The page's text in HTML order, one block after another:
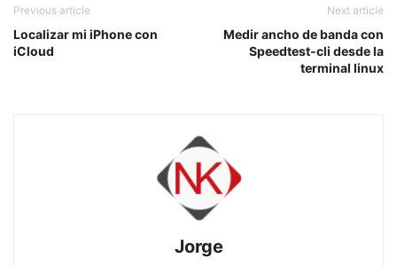
Previous article
Localizar mi iPhone con
iCloud
Next article
Medir ancho de banda con
Speedtest-cli desde la
terminal linux
Jorge